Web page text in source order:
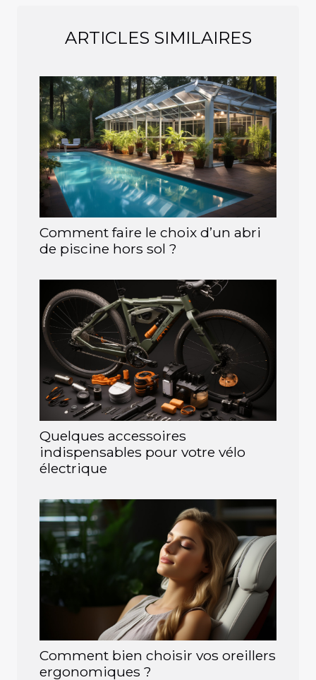
ARTICLES SIMILAIRES
Comment faire le choix d’un abri
de piscine hors sol ?
Quelques accessoires
indispensables pour votre vélo
électrique
Comment bien choisir vos oreillers
ergonomiques ?